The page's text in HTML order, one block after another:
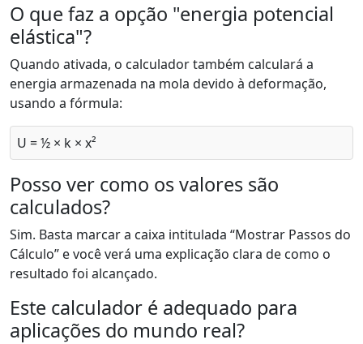
O que faz a opção "energia potencial
elástica"?
Quando ativada, o calculador também calculará a
energia armazenada na mola devido à deformação,
usando a fórmula:
U = ½ × k × x²
Posso ver como os valores são
calculados?
Sim. Basta marcar a caixa intitulada “Mostrar Passos do
Cálculo” e você verá uma explicação clara de como o
resultado foi alcançado.
Este calculador é adequado para
aplicações do mundo real?